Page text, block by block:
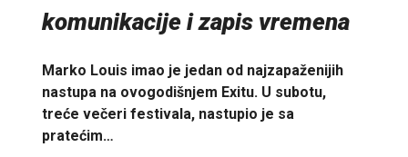
komunikacije i zapis vremena
Marko Louis imao je jedan od najzapaženijih
nastupa na ovogodišnjem Exitu. U subotu,
treće večeri festivala, nastupio je sa
pratećim…